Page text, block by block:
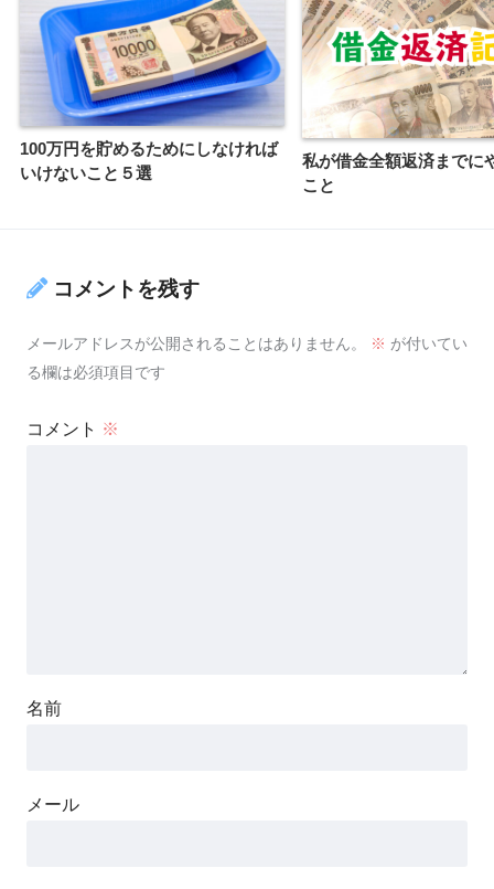
100万円を貯めるためにしなければ
いけないこと５選
私が借金全額返済までに
こと
コメントを残す
メールアドレスが公開されることはありません。 ※ が付いてい
る欄は必須項目です
コメント ※
名前
メール